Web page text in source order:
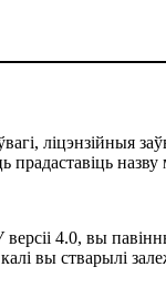
ліцэнзійныя
прадаставіць
4.0, вы
вы стварылі